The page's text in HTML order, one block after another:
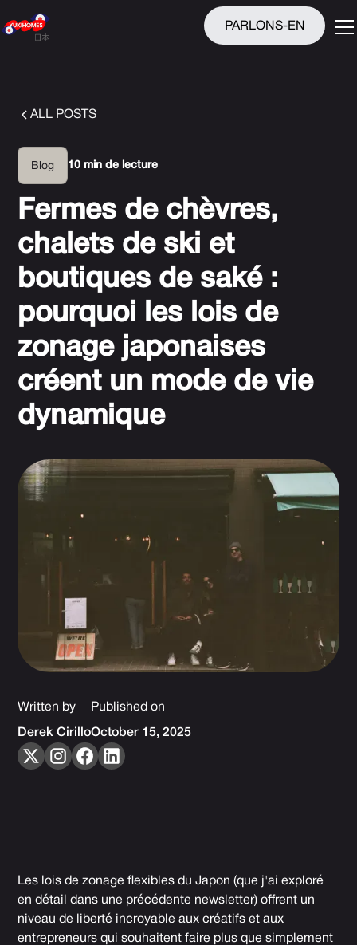
PARLONS-EN
ALL POSTS
Blog 10 min de lecture
Fermes de chèvres,
chalets de ski et
boutiques de saké :
pourquoi les lois de
zonage japonaises
créent un mode de vie
dynamique
Written by
Derek Cirillo
Published on
October 15, 2025
Les lois de zonage flexibles du Japon (que j'ai exploré
en détail dans une précédente newsletter) offrent un
niveau de liberté incroyable aux créatifs et aux
entrepreneurs qui souhaitent faire plus que simplement